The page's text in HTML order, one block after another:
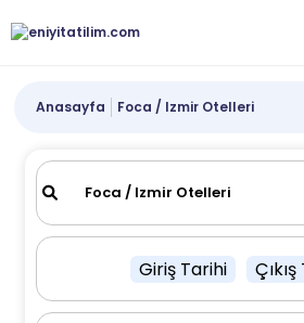
Anasayfa Foca / Izmir Otelleri
Giriş Tarihi